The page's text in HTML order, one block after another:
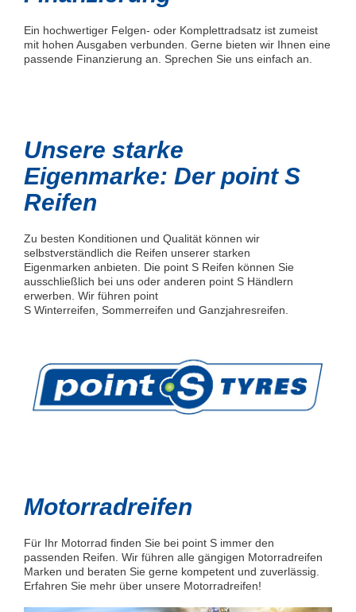
Ein hochwertiger Felgen- oder Komplettradsatz ist zumeist
mit hohen Ausgaben verbunden. Gerne bieten wir Ihnen eine
passende Finanzierung an. Sprechen Sie uns einfach an.
Unsere starke
Eigenmarke: Der point S
Reifen
Zu besten Konditionen und Qualität können wir
selbstverständlich die Reifen unserer starken
Eigenmarken anbieten. Die point S Reifen können Sie
ausschließlich bei uns oder anderen point S Händlern
erwerben. Wir führen point
S Winterreifen, Sommerreifen und Ganzjahresreifen.
Motorradreifen
Für Ihr Motorrad finden Sie bei point S immer den
passenden Reifen. Wir führen alle gängigen Motorradreifen
Marken und beraten Sie gerne kompetent und zuverlässig.
Erfahren Sie mehr über unsere Motorradreifen!